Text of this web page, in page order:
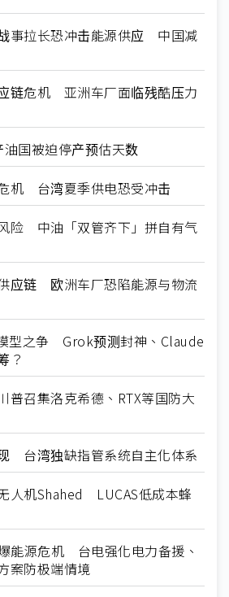
事拉长恐冲击能源供应 中国减
链危机 亚洲车厂面临残酷压力
国被迫停产预估天数
机 台湾夏季供电恐受冲击
险 中油「双管齐下」拼自有气
应链 欧洲车厂恐陷能源与物流
型之争 Grok预测封神、Claude
？
召集洛克希德、RTX等国防大
台湾独缺指管系统自主化体系
人机Shahed LUCAS低成本蜂
能源危机 台电强化电力备援、
案防极端情境